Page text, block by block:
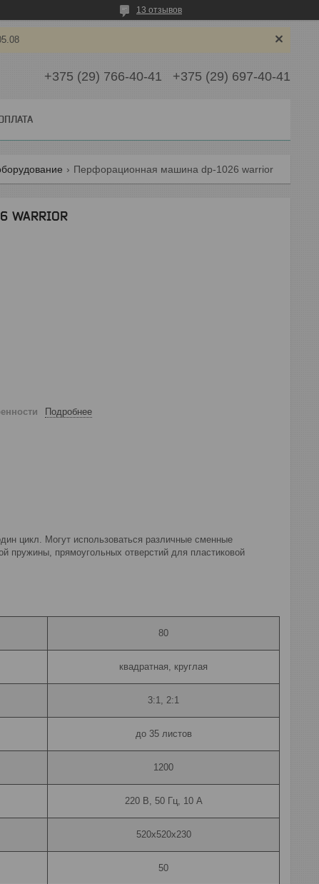
13 отзывов
+375 (29) 766-40-41 +375 (29) 697-40-41
Перфорационная машина dp-1026 warrior
WARRIOR
Подробнее
цикл. Могут использоваться различные сменные
пружины, прямоугольных отверстий для пластиковой
80
квадратная, круглая
3:1, 2:1
до 35 листов
1200
220 В, 50 Гц, 10 А
520х520х230
50